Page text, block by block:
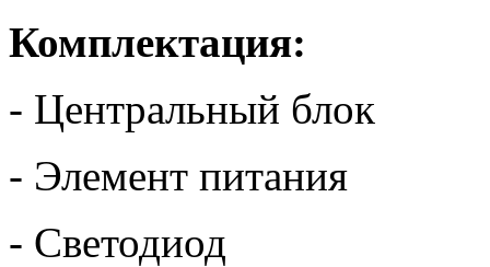
Комплектация:
- Центральный блок
- Элемент питания
- Светодиод